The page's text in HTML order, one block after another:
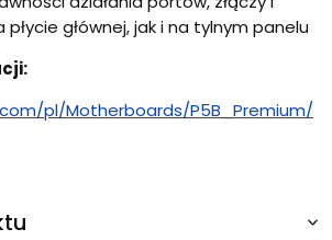
głównej, jak i na tylnym panelu
pl/Motherboards/P5B_Premium/